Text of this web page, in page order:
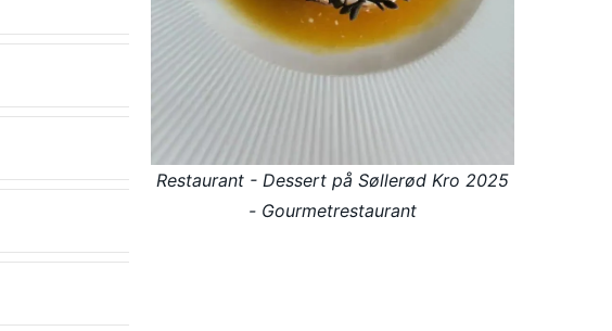
Restaurant - Dessert på Søllerød Kro 2025
- Gourmetrestaurant